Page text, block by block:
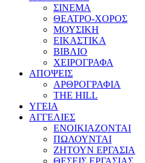
ΣΙΝΕΜΑ
ΘΕΑΤΡΟ-ΧΟΡΟΣ
ΜΟΥΣΙΚΗ
ΕΙΚΑΣΤΙΚΑ
ΒΙΒΛΙΟ
ΧΕΙΡΟΓΡΑΦΑ
ΑΠΟΨΕΙΣ
ΑΡΘΡΟΓΡΑΦΙΑ
THE HILL
ΥΓΕΙΑ
ΑΓΓΕΛΙΕΣ
ΕΝΟΙΚΙΑΖΟΝΤΑΙ
ΠΩΛΟΥΝΤΑΙ
ΖΗΤΟΥΝ ΕΡΓΑΣΙΑ
ΘΕΣΕΙΣ ΕΡΓΑΣΙΑΣ